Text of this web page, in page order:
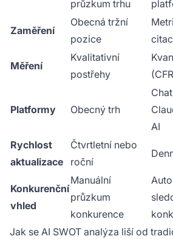
průzkum trhu
Zaměření
Obecná tržní
pozice
Měření
Kvalitativní
postřehy
Platformy Obecný trh
AI
Rychlost
aktualizace
Čtvrtletní nebo
roční
Konkurenční
vhled
Manuální
průzkum
konkurence
Jak se AI SWOT analýza liší od